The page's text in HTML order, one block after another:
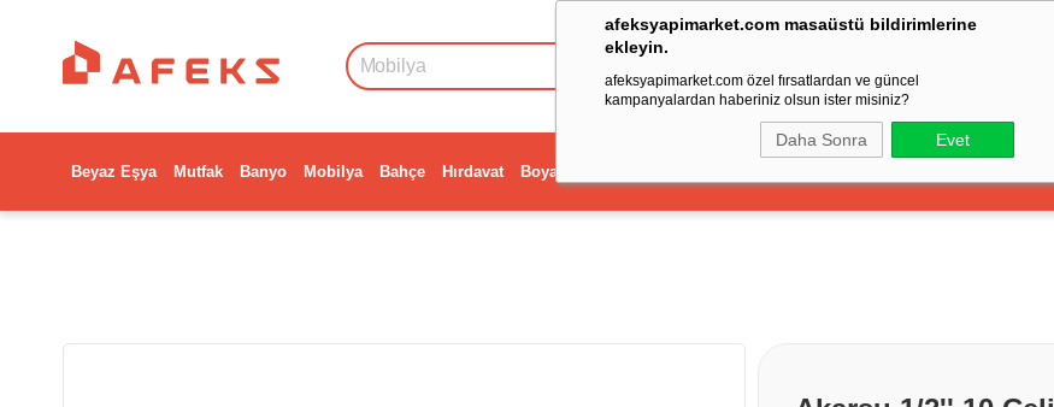
afeksyapimarket.com masaüstü bildirimlerine
ekleyin.
afeksyapimarket.com özel fırsatlardan ve güncel
kampanyalardan haberiniz olsun ister misiniz?
Daha Sonra Evet
Beyaz Eşya Mutfak Banyo Mobilya Bahçe Hırdavat Boya Dekorasyon ve Ev